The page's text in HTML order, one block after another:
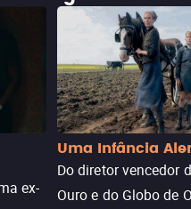
ex-
Uma Infância
Do diretor vencedor
Ouro e do Globo de